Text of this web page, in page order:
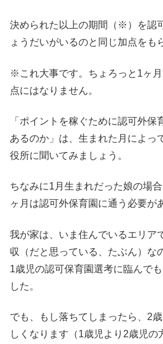
決められた以上の期間（※）を認
ょうだいがいるのと同じ加点をも
※これ大事です。ちょろっと1ヶ
点にはなりません。
「ポイントを稼ぐために認可外
あるのか」は、生まれた月によっ
役所に聞いてみましょう。
ちなみに1月生まれだった娘の場
ヶ月は認可外保育園に通う必要が
我が家は、いま住んでいるエリア
収（だと思っている、たぶん）な
1歳児の認可保育園選考に臨んで
した。
でも、もし落ちてしまったら、2
しくなります（1歳児より2歳児の